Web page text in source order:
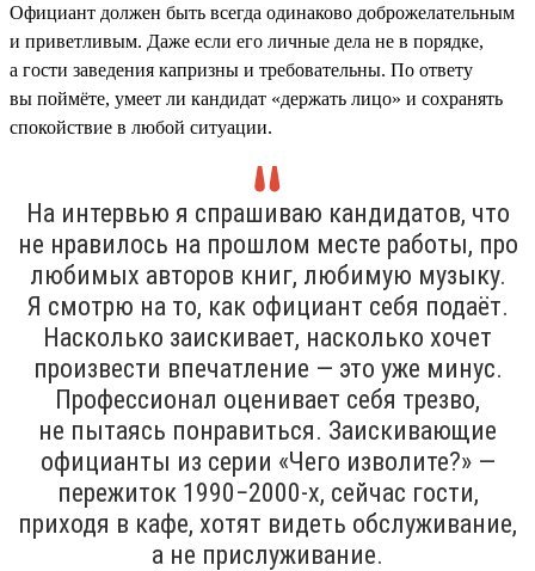
Официант должен быть всегда одинаково доброжелательным
и приветливым. Даже если его личные дела не в порядке,
а гости заведения капризны и требовательны. По ответу
вы поймёте, умеет ли кандидат «держать лицо» и сохранять
спокойствие в любой ситуации.
На интервью я спрашиваю кандидатов, что
не нравилось на прошлом месте работы, про
любимых авторов книг, любимую музыку.
Я смотрю на то, как официант себя подаёт.
Насколько заискивает, насколько хочет
произвести впечатление — это уже минус.
Профессионал оценивает себя трезво,
не пытаясь понравиться. Заискивающие
официанты из серии «Чего изволите?» —
пережиток 1990−2000-х, сейчас гости,
приходя в кафе, хотят видеть обслуживание,
а не прислуживание.